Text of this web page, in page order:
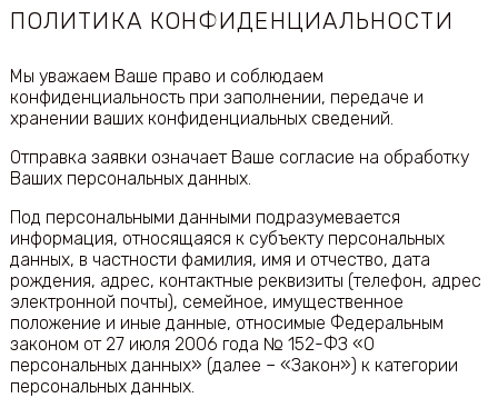
ПОЛИТИКА КОНФИДЕНЦИАЛЬНОСТИ
Мы уважаем Ваше право и соблюдаем
конфиденциальность при заполнении, передаче и
хранении ваших конфиденциальных сведений.
Отправка заявки означает Ваше согласие на обработку
Ваших персональных данных.
Под персональными данными подразумевается
информация, относящаяся к субъекту персональных
данных, в частности фамилия, имя и отчество, дата
рождения, адрес, контактные реквизиты (телефон, адрес
электронной почты), семейное, имущественное
положение и иные данные, относимые Федеральным
законом от 27 июля 2006 года № 152-ФЗ «О
персональных данных» (далее – «Закон») к категории
персональных данных.